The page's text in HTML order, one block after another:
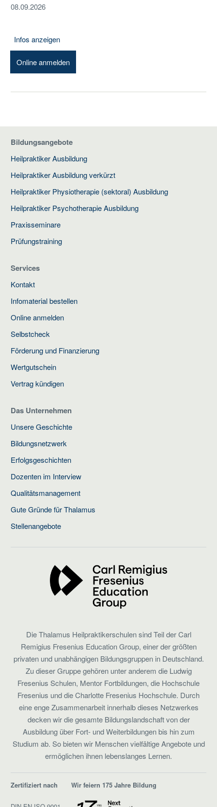
08.09.2026
Infos anzeigen
Online anmelden
Bildungsangebote
Heilpraktiker Ausbildung
Heilpraktiker Ausbildung verkürzt
Heilpraktiker Physiotherapie (sektoral) Ausbildung
Heilpraktiker Psychotherapie Ausbildung
Praxisseminare
Prüfungstraining
Services
Kontakt
Infomaterial bestellen
Online anmelden
Selbstcheck
Förderung und Finanzierung
Wertgutschein
Vertrag kündigen
Das Unternehmen
Unsere Geschichte
Bildungsnetzwerk
Erfolgsgeschichten
Dozenten im Interview
Qualitätsmanagement
Gute Gründe für Thalamus
Stellenangebote
Die Thalamus Heilpraktikerschulen sind Teil der Carl
Remigius Fresenius Education Group, einer der größten
privaten und unabhängigen Bildungsgruppen in Deutschland.
Zu dieser Gruppe gehören unter anderem die Ludwig
Fresenius Schulen, Mentor Fortbildungen, die Hochschule
Fresenius und die Charlotte Fresenius Hochschule. Durch
eine enge Zusammenarbeit innerhalb dieses Netzwerkes
decken wir die gesamte Bildungslandschaft von der
Ausbildung über Fort- und Weiterbildungen bis hin zum
Studium ab. So bieten wir Menschen vielfältige Angebote und
ermöglichen ihnen lebenslanges Lernen.
Zertifiziert nach Wir feiern 175 Jahre Bildung